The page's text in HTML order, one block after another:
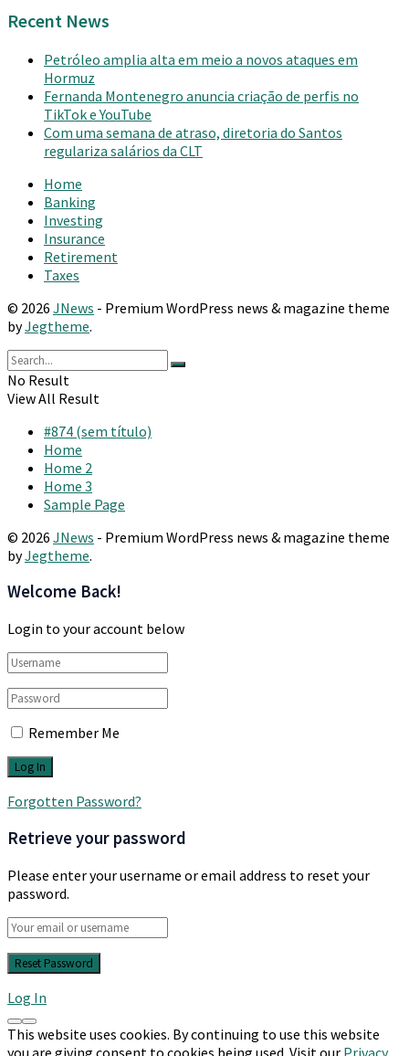
Recent News
Petróleo amplia alta em meio a novos ataques em
Hormuz
Fernanda Montenegro anuncia criação de perfis no
TikTok e YouTube
Com uma semana de atraso, diretoria do Santos
regulariza salários da CLT
Home
Banking
Investing
Insurance
Retirement
Taxes
© 2026 JNews - Premium WordPress news & magazine theme
byJegtheme.
No Result
View All Result
#874 (sem título)
Home
Home 2
Home 3
Sample Page
© 2026 JNews - Premium WordPress news & magazine theme
byJegtheme.
Welcome Back!
Login to your account below
Remember Me
Forgotten Password?
Retrieve your password
Please enter your username or email address to reset your
password.
Log In
This website uses cookies. By continuing to use this website
you are giving consent to cookies being used. Visit our Privacy